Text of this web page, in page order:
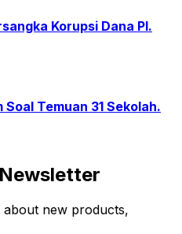
Korupsi Dana PI.
Soal Temuan 31 Sekolah.
new products,